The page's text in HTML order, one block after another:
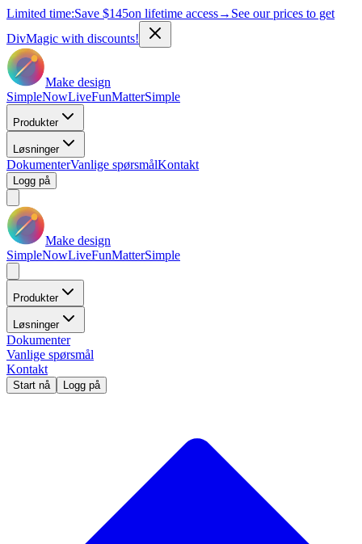
Limited time:Save $145on lifetime access→ See our prices to get
DivMagic with discounts!
Make design
SimpleNowLiveFunMatterSimple
Produkter
Løsninger
DokumenterVanlige spørsmålKontakt
Logg på
Make design
SimpleNowLiveFunMatterSimple
Produkter
Løsninger
Dokumenter
Vanlige spørsmål
Kontakt
Start nå Logg på